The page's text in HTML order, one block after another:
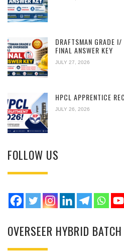
DRAFTSMAN GRADE
FINAL ANSWER KEY
JULY 27, 2026
HPCL APPRENTICE
JULY 26, 2026
FOLLOW US
OVERSEER HYBRID BATCH